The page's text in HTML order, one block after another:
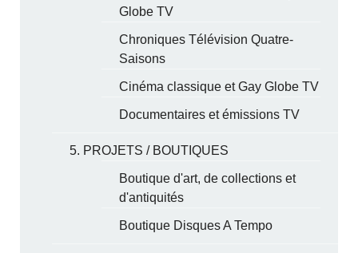
Globe TV
Chroniques Télévision Quatre-
Saisons
Cinéma classique et Gay Globe TV
Documentaires et émissions TV
5. PROJETS / BOUTIQUES
Boutique d'art, de collections et
d'antiquités
Boutique Disques A Tempo